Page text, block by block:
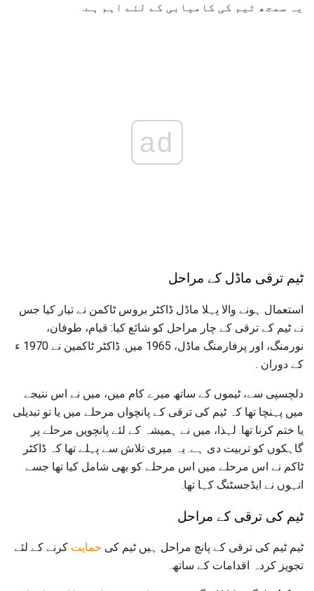
یہ سمجھ ٹیم کی کامیابی کے لئے اہم ہے.
ad
ٹیم ترقی ماڈل کے مراحل
استعمال ہونے والا پہلا ماڈل ڈاکٹر بروس ٹاکمن نے تیار کیا جس
نے ٹیم کے ترقی کے چار مراحل کو شائع کیا: قیام، طوفان،
نورمنگ، اور پرفارمنگ ماڈل، 1965 میں. ڈاکٹر ٹاکمین نے 1970 ء
کے دوران .
دلچسپی سے، ٹیموں کے ساتھ میرے کام میں، میں نے اس نتیجے
میں پہنچا تھا کہ ٹیم کی ترقی کے پانچواں مرحلے میں یا تو تبدیلی
یا ختم کرنا تھا. لہذا، میں نے ہمیشہ کے لئے پانچویں مرحلے پر
گاہکوں کو تربیت دی ہے. یہ میری تلاش سے پہلے تھا کہ ڈاکٹر
ٹاکم نے اس مرحلے میں اس مرحلے کو بھی شامل کیا تھا جسے
انہوں نے ایڈجسٹنگ کہا تھا.
ٹیم کی ترقی کے مراحل
ٹیم ٹیم کی ترقی کے پانچ مراحل ہیں ٹیم کی حمایت کرنے کے لئے
تجویز کردہ اقدامات کے ساتھ.